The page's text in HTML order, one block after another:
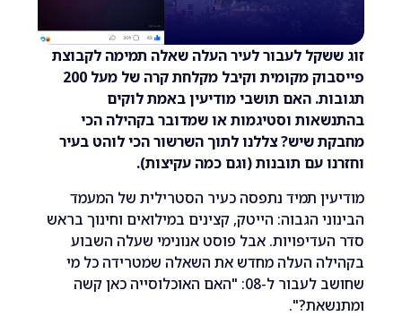
לעבור לעיר העלה שאלה תמימה לקבוצת
פייסבוק מקומית וקיבל מקלחת קרה של מעל 200
האם תושבי מודיעין באמת לוקים
וסטיגמות או שמדובר בקהילה הכי
שיש? צללנו לתוך השרשור הכי לוהט בעיר
עם תובנות (וגם כמה עקיצות).
תמיד נתפסה כעיר הסטרילית של המעמד
הגבוה: הייטק, קצינים במילואים וחינוך בראש
אבל פוסט אנונימי שעלה השבוע
העלה מחדש את השאלה שמטרידה כל מי
שחושב לעבור ל-08: "האם האוכלוסייה כאן קשה